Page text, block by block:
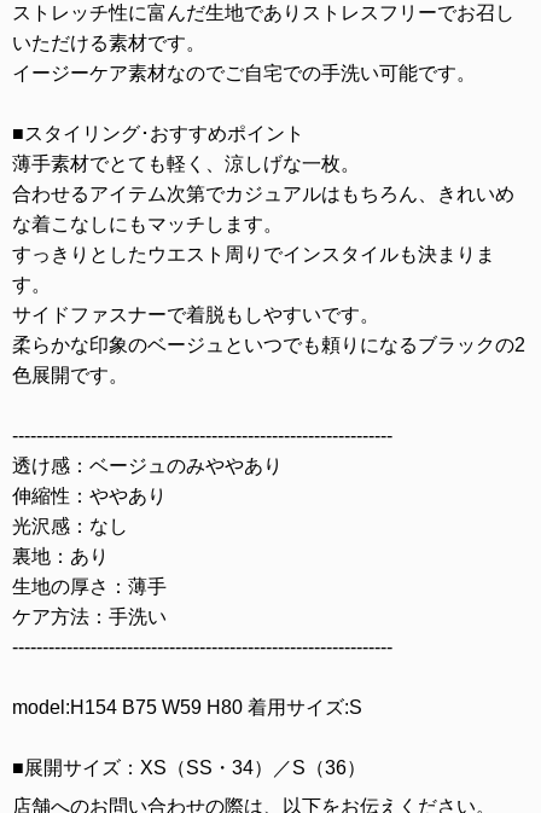
ストレッチ性に富んだ生地でありストレスフリーでお召し
いただける素材です。
イージーケア素材なのでご自宅での手洗い可能です。
■スタイリング･おすすめポイント
薄手素材でとても軽く、涼しげな一枚。
合わせるアイテム次第でカジュアルはもちろん、きれいめ
な着こなしにもマッチします。
すっきりとしたウエスト周りでインスタイルも決まりま
す。
サイドファスナーで着脱もしやすいです。
柔らかな印象のベージュといつでも頼りになるブラックの2
色展開です。
---------------------------------------------------------------
透け感：ベージュのみややあり
伸縮性：ややあり
光沢感：なし
裏地：あり
生地の厚さ：薄手
ケア方法：手洗い
---------------------------------------------------------------
model:H154 B75 W59 H80 着用サイズ:S
■展開サイズ：XS（SS・34）／S（36）
店舗へのお問い合わせの際は、以下をお伝えください。